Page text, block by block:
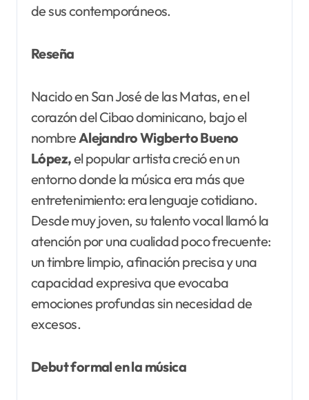
de sus contemporáneos.
Reseña
Nacido en San José de las Matas, en el
corazón del Cibao dominicano, bajo el
nombreAlejandro Wigberto Bueno
López,el popular artista creció en un
entorno donde la música era más que
entretenimiento: era lenguaje cotidiano.
Desde muy joven, su talento vocal llamó la
atención por una cualidad poco frecuente:
un timbre limpio, afinación precisa y una
capacidad expresiva que evocaba
emociones profundas sin necesidad de
excesos.
Debut formal en la música